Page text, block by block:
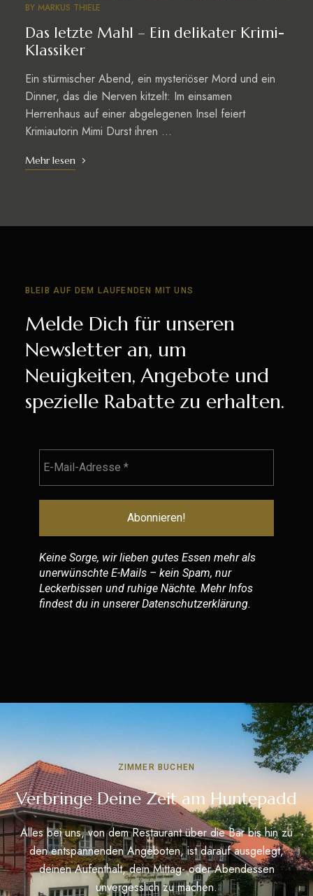
BY MARKUS THIELE
Das letzte Mahl – Ein delikater Krimi-
Klassiker
Ein stürmischer Abend, ein mysteriöser Mord und ein
Dinner, das die Nerven kitzelt: Im einsamen
Herrenhaus auf einer abgelegenen Insel feiert
Krimiautorin Mimi Durst ihren …
Mehr lesen
BLEIB AUF DEM LAUFENDEN MIT UNS
Melde Dich für unseren
Newsletter an, um
Neuigkeiten, Angebote und
spezielle Rabatte zu erhalten.
Keine Sorge, wir lieben gutes Essen mehr als
unerwünschte E-Mails – kein Spam, nur
Leckerbissen und ruhige Nächte. Mehr Infos
findest du in unsererDatenschutzerklärung.
ZIMMER BUCHEN
Verbringe Deine Zeit am Huntepadd
Alles bei uns, von dem Restaurant über die Bar bis hin zu
den entspannenden Angeboten, ist darauf ausgelegt,
deinen Aufenthalt, dein Mittag- oder Abendessen
unvergesslich zu machen.